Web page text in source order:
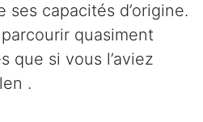
ses capacités d’origine.
quasiment
que si vous l’aviez
.